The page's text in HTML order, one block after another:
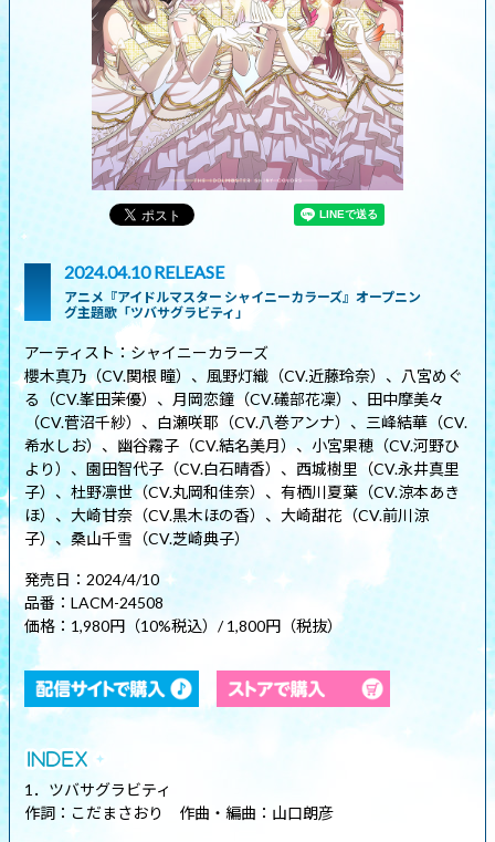
2024.04.10 RELEASE
アニメ『アイドルマスター シャイニーカラーズ』オープニン
グ主題歌「ツバサグラビティ」
アーティスト：シャイニーカラーズ
櫻木真乃（CV.関根 瞳）、風野灯織（CV.近藤玲奈）、八宮めぐ
る（CV.峯田茉優）、月岡恋鐘（CV.礒部花凜）、田中摩美々
（CV.菅沼千紗）、白瀬咲耶（CV.八巻アンナ）、三峰結華（CV.
希水しお）、幽谷霧子（CV.結名美月）、小宮果穂（CV.河野ひ
より）、園田智代子（CV.白石晴香）、西城樹里（CV.永井真里
子）、杜野凛世（CV.丸岡和佳奈）、有栖川夏葉（CV.涼本あき
ほ）、大崎甘奈（CV.黒木ほの香）、大崎甜花（CV.前川涼
子）、桑山千雪（CV.芝崎典子）
発売日：2024/4/10
品番：LACM-24508
価格：1,980円（10%税込）/ 1,800円（税抜）
1．ツバサグラビティ
作詞：こだまさおり 作曲・編曲：山口朗彦